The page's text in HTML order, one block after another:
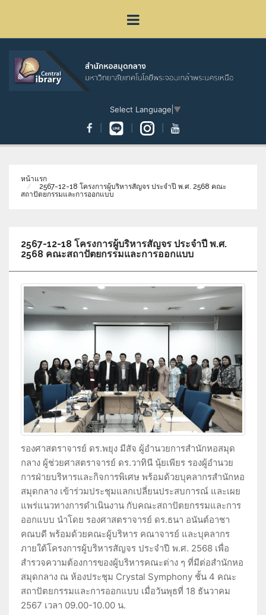
Select Language ▼
หน้าแรก
2567-12-18 โครงการผู้บริหารสัญจร ประจำปี พ.ศ. 2568 คณะ
สถาปัตยกรรมและการออกแบบ
2567-12-18 โครงการผู้บริหารสัญจร ประจำปี พ.ศ.
2568 คณะสถาปัตยกรรมและการออกแบบ
รองศาสตราจารย์ ดร.พยุง มีสัจ ผู้อำนวยการสำนักหอสมุด
กลาง ผู้ช่วยศาสตราจารย์ ดร.วาทินี นุ้ยเพียร รองผู้อำนวย
การฝ่ายบริหารและกิจการพิเศษ พร้อมด้วยบุคลากรสำนักหอ
สมุดกลาง เข้าร่วมประชุมแลกเปลี่ยนประสบการณ์ และเผย
แพร่แนวทางการดำเนินงาน กับคณะสถาปัตยกรรมและการ
ออกแบบ นำโดย รองศาสตราจารย์ ดร.ธนา อนันต์อาชา
คณบดี พร้อมด้วยคณะผู้บริหาร คณาจารย์ และบุคลากร
ภายใต้โครงการผู้บริหารสัญจร ประจำปี พ.ศ. 2568 เพื่อ
สำรวจความต้องการของผู้บริหารคณะต่าง ๆ ที่มีต่อสำนักหอ
สมุดกลาง ณ ห้องประชุม Crystal Symphony ชั้น 4 คณะ
สถาปัตยกรรมและการออกแบบ เมื่อวันพุธที่ 18 ธันวาคม
2567 เวลา 09.00-10.00 น.